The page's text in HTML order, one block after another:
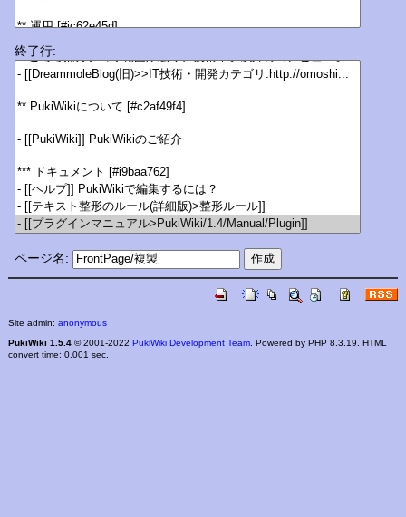
終了行:
ページ名:
Site admin: anonymous
PukiWiki 1.5.4© 2001-2022 PukiWiki Development Team. Powered by PHP 8.3.19. HTML
convert time: 0.001 sec.